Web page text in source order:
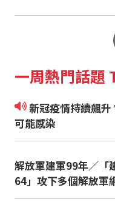
一周熱門話題
新冠疫情持續飆升 常見八大症狀 沒發燒也
可能感染
解放軍建軍99年／「
64」攻下多個解放軍